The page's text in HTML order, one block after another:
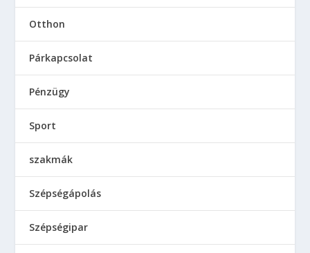
Otthon
Párkapcsolat
Pénzügy
Sport
szakmák
Szépségápolás
Szépségipar